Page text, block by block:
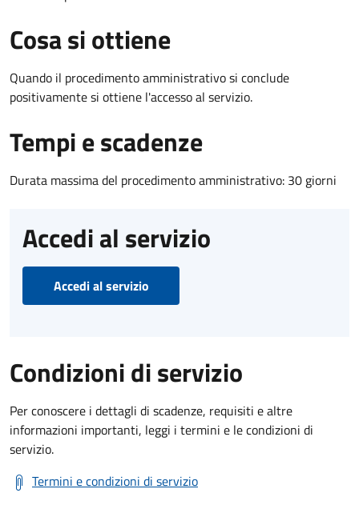
Cosa si ottiene
Quando il procedimento amministrativo si conclude
positivamente si ottiene l'accesso al servizio.
Tempi e scadenze
Durata massima del procedimento amministrativo: 30 giorni
Accedi al servizio
Accedi al servizio
Condizioni di servizio
Per conoscere i dettagli di scadenze, requisiti e altre
informazioni importanti, leggi i termini e le condizioni di
servizio.
Termini e condizioni di servizio